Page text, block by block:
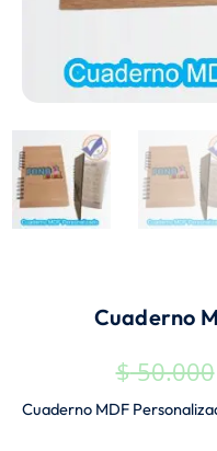
Cuaderno
$50.000
Cuaderno MDF